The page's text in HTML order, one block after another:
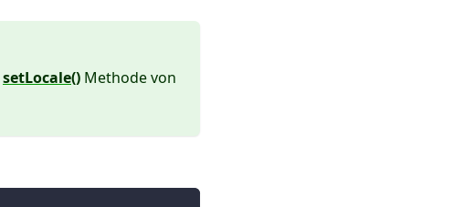
setLocale() Methode von